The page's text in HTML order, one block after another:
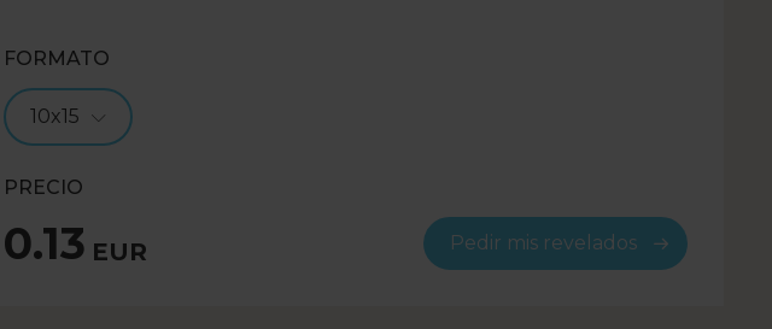
FORMATO
10x15
PRECIO
0.13 EUR Pedir mis revelados